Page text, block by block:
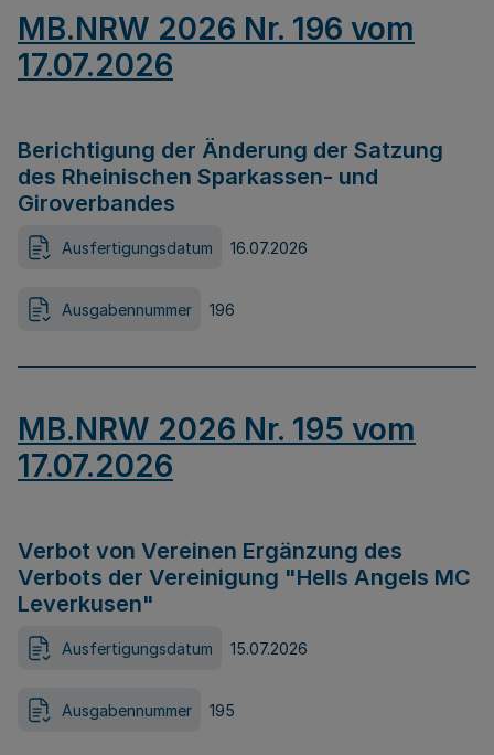
MB.NRW 2026 Nr. 196 vom
17.07.2026
Berichtigung der Änderung der Satzung
des Rheinischen Sparkassen- und
Giroverbandes
Ausfertigungsdatum 16.07.2026
Ausgabennummer 196
MB.NRW 2026 Nr. 195 vom
17.07.2026
Verbot von Vereinen Ergänzung des
Verbots der Vereinigung "Hells Angels MC
Leverkusen"
Ausfertigungsdatum 15.07.2026
Ausgabennummer 195